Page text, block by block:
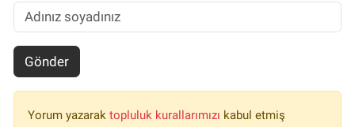
Gönder
Yorum yazarak topluluk kurallarımızı kabul etmiş